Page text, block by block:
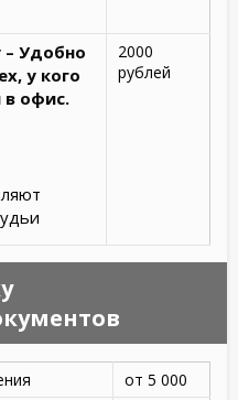
– Удобно
у кого
в офис.
2000
рублей
от 5 000